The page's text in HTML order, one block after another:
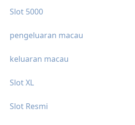
Slot 5000
pengeluaran macau
keluaran macau
Slot XL
Slot Resmi